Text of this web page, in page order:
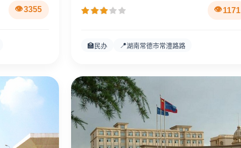
3355 1171
🏫 民办 📍湖南常德市常澧路路